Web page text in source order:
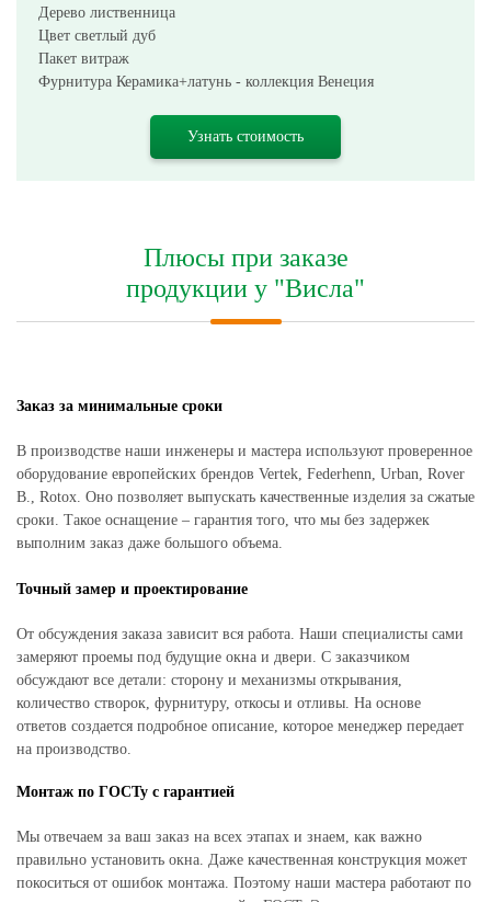
Дерево лиственница
Цвет светлый дуб
Пакет витраж
Фурнитура Керамика+латунь - коллекция Венеция
Узнать стоимость
Плюсы при заказе
продукции у "Висла"
Заказ за минимальные сроки
В производстве наши инженеры и мастера используют проверенное
оборудование европейских брендов Vertek, Federhenn, Urban, Rover
B., Rotox. Оно позволяет выпускать качественные изделия за сжатые
сроки. Такое оснащение – гарантия того, что мы без задержек
выполним заказ даже большого объема.
Точный замер и проектирование
От обсуждения заказа зависит вся работа. Наши специалисты сами
замеряют проемы под будущие окна и двери. С заказчиком
обсуждают все детали: сторону и механизмы открывания,
количество створок, фурнитуру, откосы и отливы. На основе
ответов создается подробное описание, которое менеджер передает
на производство.
Монтаж по ГОСТу с гарантией
Мы отвечаем за ваш заказ на всех этапах и знаем, как важно
правильно установить окна. Даже качественная конструкция может
покоситься от ошибок монтажа. Поэтому наши мастера работают по